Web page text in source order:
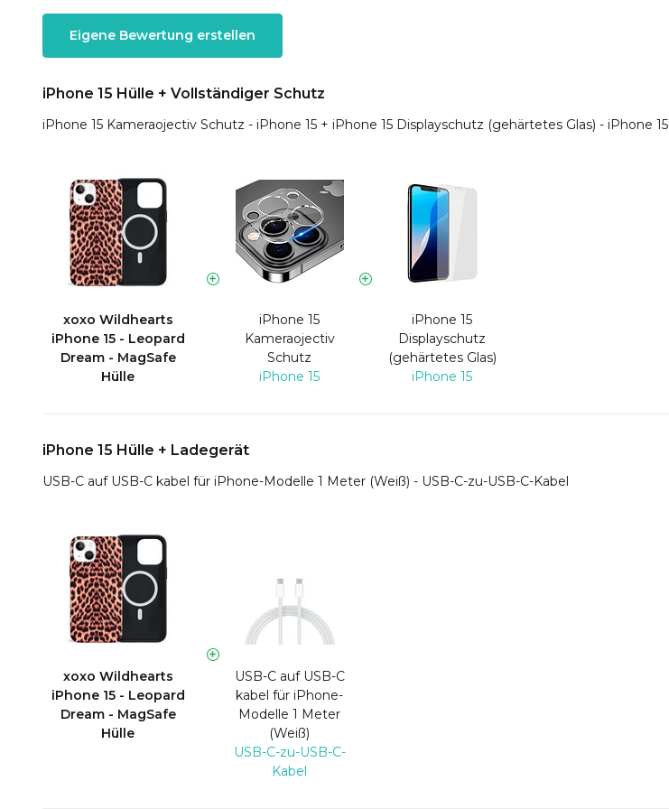
Eigene Bewertung erstellen
iPhone 15 Hülle + Vollständiger Schutz
iPhone 15 Kameraojectiv Schutz - iPhone 15 + iPhone 15 Displayschutz (gehärtetes Glas) - iPhone 15
xoxo Wildhearts
iPhone 15 - Leopard
Dream - MagSafe
Hülle
iPhone 15
Kameraojectiv
Schutz
iPhone 15
iPhone 15
Displayschutz
(gehärtetes Glas)
iPhone 15
iPhone 15 Hülle + Ladegerät
USB-C auf USB-C kabel für iPhone-Modelle 1 Meter (Weiß) - USB-C-zu-USB-C-Kabel
xoxo Wildhearts
iPhone 15 - Leopard
Dream - MagSafe
Hülle
USB-C auf USB-C
kabel für iPhone-
Modelle 1 Meter
(Weiß)
USB-C-zu-USB-C-
Kabel